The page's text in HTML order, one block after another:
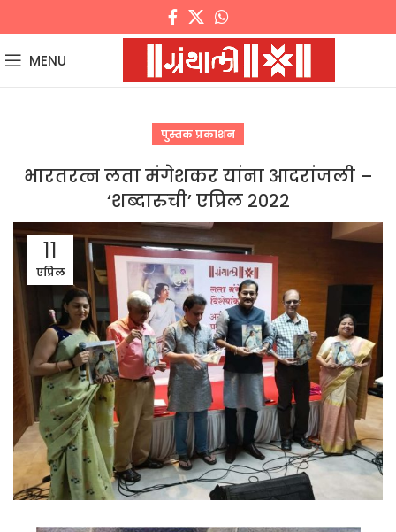
MENU
पुस्तक प्रकाशन
भारतरत्न लता मंगेशकर यांना आदरांजली –
‘शब्दारुची’ एप्रिल २०२२
11
एप्रिल